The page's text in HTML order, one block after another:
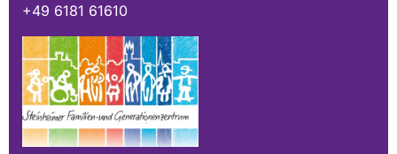
+49 6181 61610